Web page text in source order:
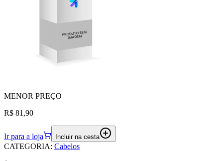
MENOR PREÇO
R$ 81,90
Ir para a loja Incluir na cesta
CATEGORIA: Cabelos